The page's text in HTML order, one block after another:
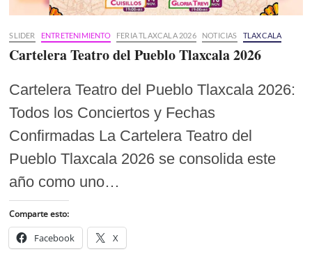
SLIDER ENTRETENIMIENTO FERIA TLAXCALA 2026 NOTICIAS TLAXCALA
Cartelera Teatro del Pueblo Tlaxcala 2026
Cartelera Teatro del Pueblo Tlaxcala 2026:
Todos los Conciertos y Fechas
Confirmadas La Cartelera Teatro del
Pueblo Tlaxcala 2026 se consolida este
año como uno…
Comparte esto:
Facebook X